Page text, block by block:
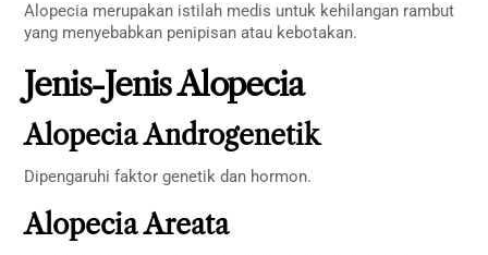
Alopecia merupakan istilah medis untuk kehilangan rambut
yang menyebabkan penipisan atau kebotakan.
Jenis-Jenis Alopecia
Alopecia Androgenetik
Dipengaruhi faktor genetik dan hormon.
Alopecia Areata